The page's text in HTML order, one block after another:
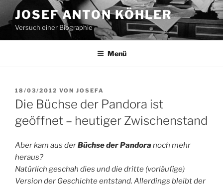
Inhalt
springen
JOSEF ANTON KÖHLER
Versuch einer Biographie
Menü
VERÖFFENTLICHT
AM
18/03/2012 VON JOSEFA
Die Büchse der Pandora ist
geöffnet – heutiger Zwischenstand
Aber kam aus derBüchse der Pandora noch mehr
heraus?
Natürlich geschah dies und die dritte (vorläufige)
Version der Geschichte entstand. Allerdings bleibt der